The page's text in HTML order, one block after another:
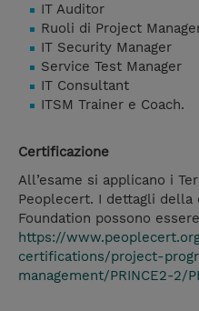
IT Auditor
Ruoli di Project
IT Security Manager
Service Test Manager
IT Consultant
ITSM Trainer e Coach.
Certificazione
All’esame si applicano i
Peoplecert. I dettagli
Foundation possono
https://
certifications/project-
management/PRINCE2-2/